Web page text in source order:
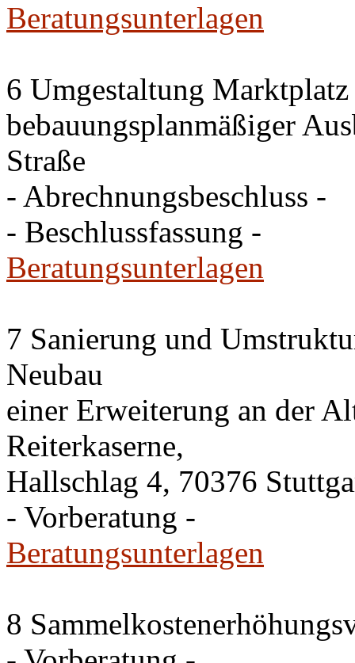
Beratungsunterlagen
6 Umgestaltung
bebauungsplanmäßiger
Straße
- Abrechnungsbeschluss -
- Beschlussfassung -
Beratungsunterlagen
7 Sanierung und
Neubau
einer Erweiterung an der
Reiterkaserne,
Hallschlag 4, 70376
- Vorberatung -
Beratungsunterlagen
8